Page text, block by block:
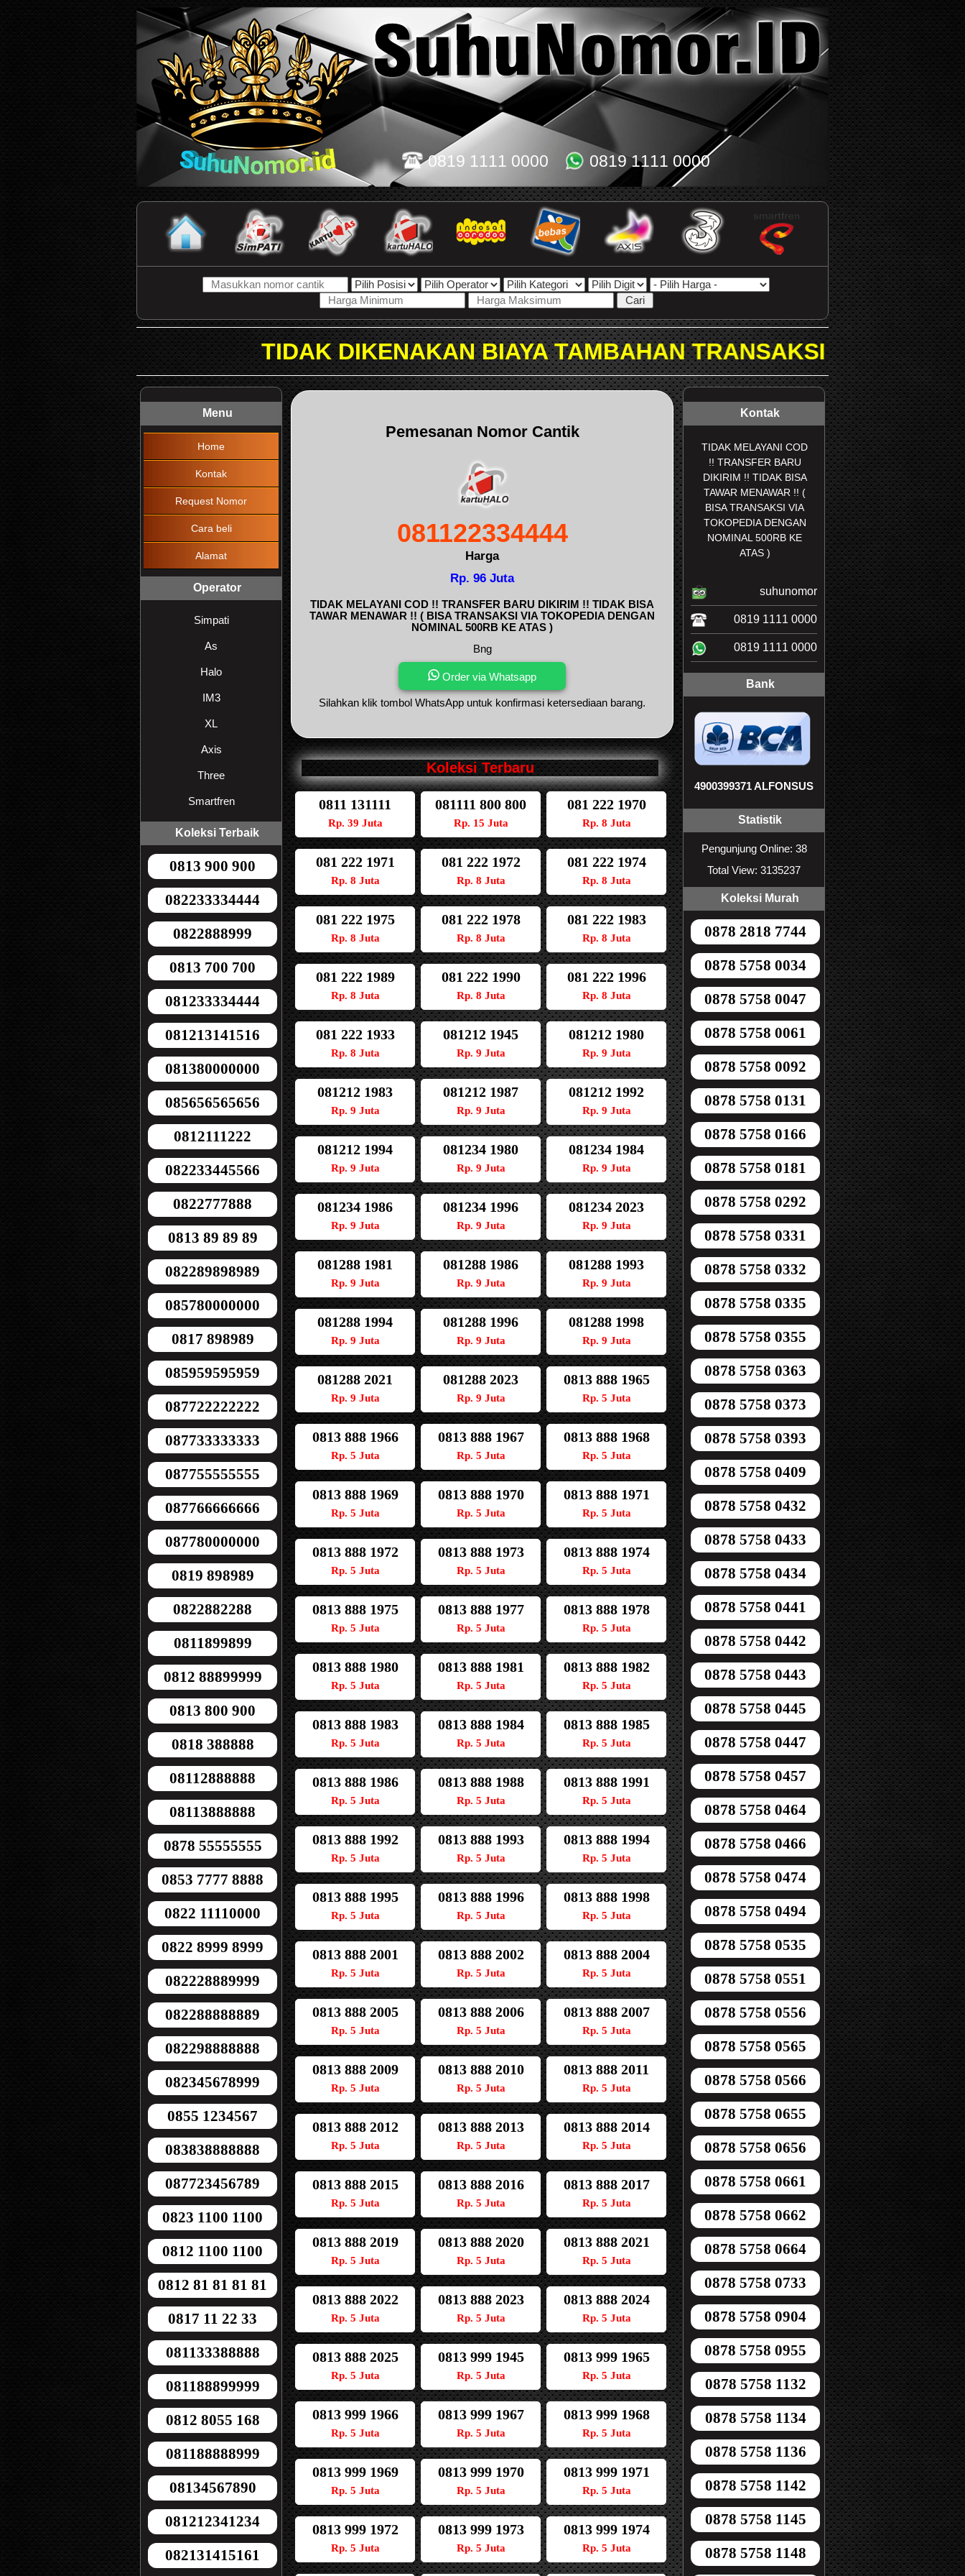
0819 1111 0000 0819 1111 0000
TIDAK DIKENAKAN BIAYA TAMBAHAN TRANSAKSI DI TOKOPEDIA &
Menu
Home
Kontak
Request Nomor
Cara beli
Alamat
Operator
Simpati
As
Halo
IM3
XL
Axis
Three
Smartfren
Koleksi Terbaik
0813 900 900
082233334444
0822888999
0813 700 700
081233334444
081213141516
081380000000
085656565656
0812111222
082233445566
0822777888
0813 89 89 89
082289898989
085780000000
0817 898989
085959595959
087722222222
087733333333
087755555555
087766666666
087780000000
0819 898989
0822882288
0811899899
0812 88899999
0813 800 900
0818 388888
08112888888
08113888888
0878 55555555
0853 7777 8888
0822 11110000
0822 8999 8999
082228889999
082288888889
082298888888
082345678999
0855 1234567
083838888888
087723456789
0823 1100 1100
0812 1100 1100
0812 81 81 81 81
0817 11 22 33
081133388888
081188899999
0812 8055 168
081188888999
08134567890
081212341234
082131415161
Pemesanan Nomor Cantik
081122334444
Harga
Rp. 96 Juta
TIDAK MELAYANI COD !! TRANSFER BARU DIKIRIM !! TIDAK BISA
TAWAR MENAWAR !! ( BISA TRANSAKSI VIA TOKOPEDIA DENGAN
NOMINAL 500RB KE ATAS )
Bng
Order via Whatsapp
Silahkan klik tombol WhatsApp untuk konfirmasi ketersediaan barang.
Koleksi Terbaru
0811 131111
Rp. 39 Juta
081111 800 800
Rp. 15 Juta
081 222 1970
Rp. 8 Juta
081 222 1971
Rp. 8 Juta
081 222 1972
Rp. 8 Juta
081 222 1974
Rp. 8 Juta
081 222 1975
Rp. 8 Juta
081 222 1978
Rp. 8 Juta
081 222 1983
Rp. 8 Juta
081 222 1989
Rp. 8 Juta
081 222 1990
Rp. 8 Juta
081 222 1996
Rp. 8 Juta
081 222 1933
Rp. 8 Juta
081212 1945
Rp. 9 Juta
081212 1980
Rp. 9 Juta
081212 1983
Rp. 9 Juta
081212 1987
Rp. 9 Juta
081212 1992
Rp. 9 Juta
081212 1994
Rp. 9 Juta
081234 1980
Rp. 9 Juta
081234 1984
Rp. 9 Juta
081234 1986
Rp. 9 Juta
081234 1996
Rp. 9 Juta
081234 2023
Rp. 9 Juta
081288 1981
Rp. 9 Juta
081288 1986
Rp. 9 Juta
081288 1993
Rp. 9 Juta
081288 1994
Rp. 9 Juta
081288 1996
Rp. 9 Juta
081288 1998
Rp. 9 Juta
081288 2021
Rp. 9 Juta
081288 2023
Rp. 9 Juta
0813 888 1965
Rp. 5 Juta
0813 888 1966
Rp. 5 Juta
0813 888 1967
Rp. 5 Juta
0813 888 1968
Rp. 5 Juta
0813 888 1969
Rp. 5 Juta
0813 888 1970
Rp. 5 Juta
0813 888 1971
Rp. 5 Juta
0813 888 1972
Rp. 5 Juta
0813 888 1973
Rp. 5 Juta
0813 888 1974
Rp. 5 Juta
0813 888 1975
Rp. 5 Juta
0813 888 1977
Rp. 5 Juta
0813 888 1978
Rp. 5 Juta
0813 888 1980
Rp. 5 Juta
0813 888 1981
Rp. 5 Juta
0813 888 1982
Rp. 5 Juta
0813 888 1983
Rp. 5 Juta
0813 888 1984
Rp. 5 Juta
0813 888 1985
Rp. 5 Juta
0813 888 1986
Rp. 5 Juta
0813 888 1988
Rp. 5 Juta
0813 888 1991
Rp. 5 Juta
0813 888 1992
Rp. 5 Juta
0813 888 1993
Rp. 5 Juta
0813 888 1994
Rp. 5 Juta
0813 888 1995
Rp. 5 Juta
0813 888 1996
Rp. 5 Juta
0813 888 1998
Rp. 5 Juta
0813 888 2001
Rp. 5 Juta
0813 888 2002
Rp. 5 Juta
0813 888 2004
Rp. 5 Juta
0813 888 2005
Rp. 5 Juta
0813 888 2006
Rp. 5 Juta
0813 888 2007
Rp. 5 Juta
0813 888 2009
Rp. 5 Juta
0813 888 2010
Rp. 5 Juta
0813 888 2011
Rp. 5 Juta
0813 888 2012
Rp. 5 Juta
0813 888 2013
Rp. 5 Juta
0813 888 2014
Rp. 5 Juta
0813 888 2015
Rp. 5 Juta
0813 888 2016
Rp. 5 Juta
0813 888 2017
Rp. 5 Juta
0813 888 2019
Rp. 5 Juta
0813 888 2020
Rp. 5 Juta
0813 888 2021
Rp. 5 Juta
0813 888 2022
Rp. 5 Juta
0813 888 2023
Rp. 5 Juta
0813 888 2024
Rp. 5 Juta
0813 888 2025
Rp. 5 Juta
0813 999 1945
Rp. 5 Juta
0813 999 1965
Rp. 5 Juta
0813 999 1966
Rp. 5 Juta
0813 999 1967
Rp. 5 Juta
0813 999 1968
Rp. 5 Juta
0813 999 1969
Rp. 5 Juta
0813 999 1970
Rp. 5 Juta
0813 999 1971
Rp. 5 Juta
0813 999 1972
Rp. 5 Juta
0813 999 1973
Rp. 5 Juta
0813 999 1974
Rp. 5 Juta
Kontak
TIDAK MELAYANI COD
!! TRANSFER BARU
DIKIRIM !! TIDAK BISA
TAWAR MENAWAR !! (
BISA TRANSAKSI VIA
TOKOPEDIA DENGAN
NOMINAL 500RB KE
ATAS )
suhunomor
0819 1111 0000
0819 1111 0000
Bank
4900399371 ALFONSUS
Statistik
Pengunjung Online: 38
Total View: 3135237
Koleksi Murah
0878 2818 7744
0878 5758 0034
0878 5758 0047
0878 5758 0061
0878 5758 0092
0878 5758 0131
0878 5758 0166
0878 5758 0181
0878 5758 0292
0878 5758 0331
0878 5758 0332
0878 5758 0335
0878 5758 0355
0878 5758 0363
0878 5758 0373
0878 5758 0393
0878 5758 0409
0878 5758 0432
0878 5758 0433
0878 5758 0434
0878 5758 0441
0878 5758 0442
0878 5758 0443
0878 5758 0445
0878 5758 0447
0878 5758 0457
0878 5758 0464
0878 5758 0466
0878 5758 0474
0878 5758 0494
0878 5758 0535
0878 5758 0551
0878 5758 0556
0878 5758 0565
0878 5758 0566
0878 5758 0655
0878 5758 0656
0878 5758 0661
0878 5758 0662
0878 5758 0664
0878 5758 0733
0878 5758 0904
0878 5758 0955
0878 5758 1132
0878 5758 1134
0878 5758 1136
0878 5758 1142
0878 5758 1145
0878 5758 1148